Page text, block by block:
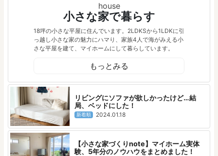
house
小さな家で暮らす
18坪の小さな平屋に住んでいます。2LDKSから1LDKに引
っ越し小さな家の魅力にハマり、家族4人で海がみえる小
さな平屋を建て、マイホームにして暮らしています。
もっとみる
リビングにソファが欲しかったけど…結
局、ベッドにした！
新着順 2024.01.18
【小さな家づくりnote】マイホーム実体
験、5年分のノウハウをまとめました！